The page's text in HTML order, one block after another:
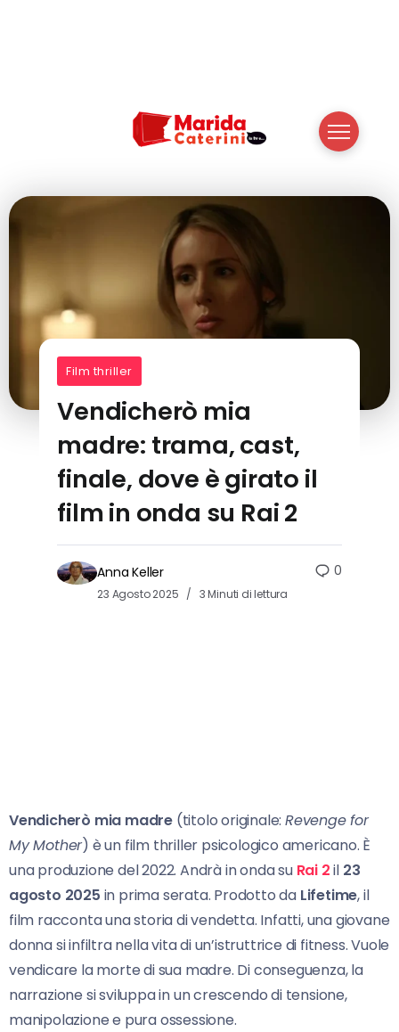
Film thriller
Vendicherò mia
madre: trama, cast,
finale, dove è girato il
film in onda su Rai 2
Anna Keller
23 Agosto 2025 3 Minuti di lettura
0
Vendicherò mia madre (titolo originale: Revenge for
My Mother) è un film thriller psicologico americano. È
una produzione del 2022. Andrà in onda su Rai 2il 23
agosto 2025 in prima serata. Prodotto da Lifetime, il
film racconta una storia di vendetta. Infatti, una giovane
donna si infiltra nella vita di un’istruttrice di fitness. Vuole
vendicare la morte di sua madre. Di conseguenza, la
narrazione si sviluppa in un crescendo di tensione,
manipolazione e pura ossessione.